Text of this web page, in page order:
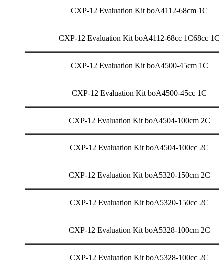
CXP-12 Evaluation Kit boA4112-68cm 1C
CXP-12 Evaluation Kit boA4112-68cc 1C68cc 1C
CXP-12 Evaluation Kit boA4500-45cm 1C
CXP-12 Evaluation Kit boA4500-45cc 1C
CXP-12 Evaluation Kit boA4504-100cm 2C
CXP-12 Evaluation Kit boA4504-100cc 2C
CXP-12 Evaluation Kit boA5320-150cm 2C
CXP-12 Evaluation Kit boA5320-150cc 2C
CXP-12 Evaluation Kit boA5328-100cm 2C
CXP-12 Evaluation Kit boA5328-100cc 2C